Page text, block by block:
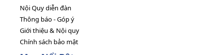
Nội Quy diễn đàn
Thông báo - Góp ý
Giới thiệu & Nội quy
Chính sách bảo mật